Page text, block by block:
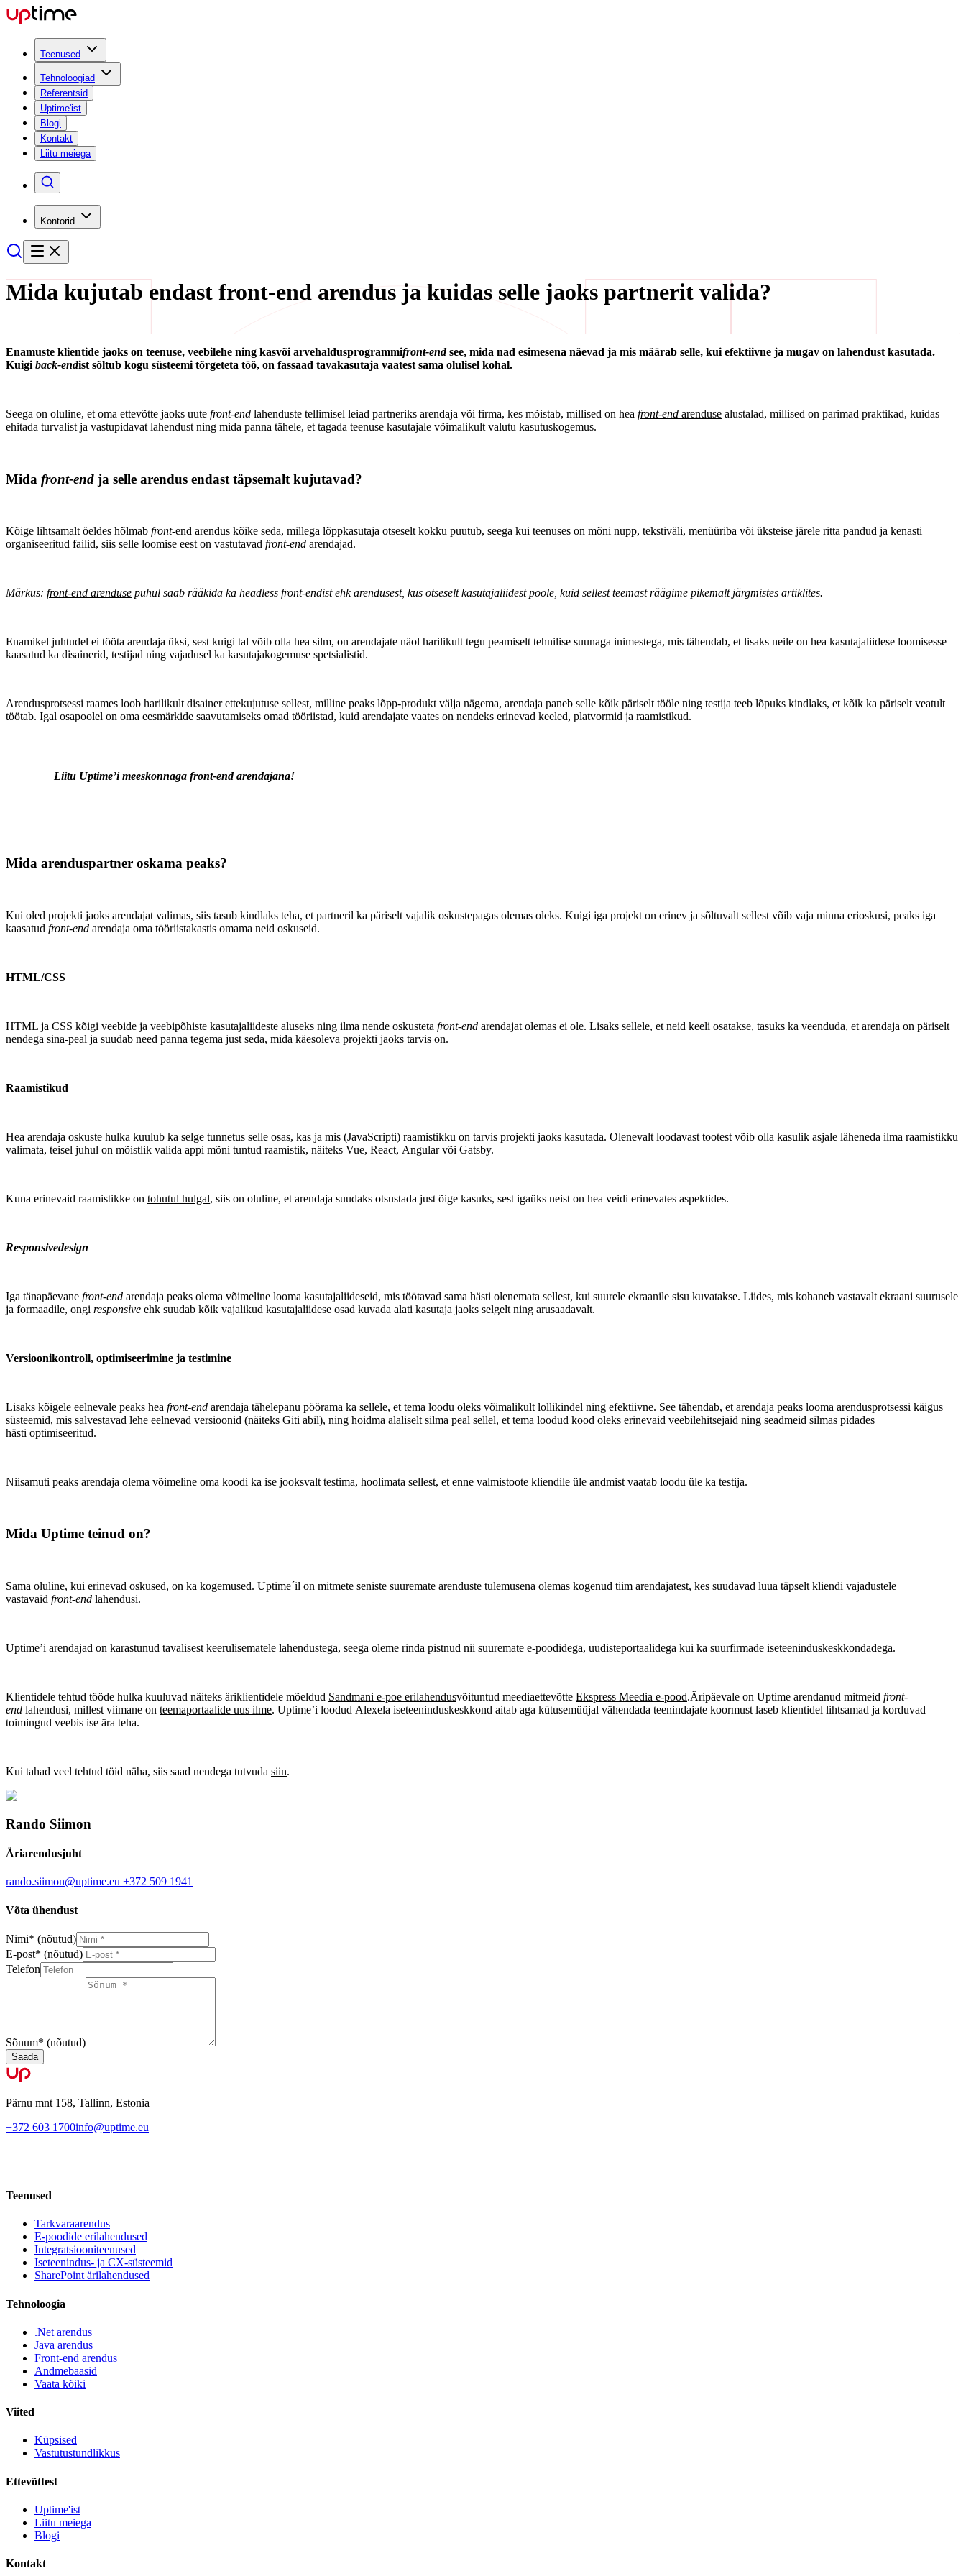
Teenused
Tehnoloogiad
Referentsid
Uptime'ist
Blogi
Kontakt
Liitu meiega
Kontorid
Mida kujutab endast front-end arendus ja kuidas selle jaoks partnerit valida?
Enamuste klientide jaoks on teenuse, veebilehe ning kasvõi arvehaldusprogrammifront-endsee, mida nad esimesena näevad ja mis määrab selle, kui efektiivne ja mugav on lahendust kasutada.
Kuigi back-endist sõltub kogu süsteemi tõrgeteta töö, on fassaad tavakasutaja vaatest sama olulisel kohal.
Seega on oluline, et oma ettevõtte jaoks uute front-end lahenduste tellimisel leiad partneriks arendaja või firma, kes mõistab, millised on hea front-end arenduse alustalad, millised on parimad praktikad, kuidas
ehitada turvalist ja vastupidavat lahendust ning mida panna tähele, et tagada teenuse kasutajale võimalikult valutu kasutuskogemus.
Mida front-end ja selle arendus endast täpsemalt kujutavad?
Kõige lihtsamalt öeldes hõlmab front-end arendus kõike seda, millega lõppkasutaja otseselt kokku puutub, seega kui teenuses on mõni nupp, tekstiväli, menüüriba või üksteise järele ritta pandud ja kenasti
organiseeritud failid, siis selle loomise eest on vastutavad front-end arendajad.
Märkus: front-end arenduse puhul saab rääkida ka headless front-endist ehk arendusest, kus otseselt kasutajaliidest poole, kuid sellest teemast räägime pikemalt järgmistes artiklites.
Enamikel juhtudel ei tööta arendaja üksi, sest kuigi tal võib olla hea silm, on arendajate näol harilikult tegu peamiselt tehnilise suunaga inimestega, mis tähendab, et lisaks neile on hea kasutajaliidese loomisesse
kaasatud ka disainerid, testijad ning vajadusel ka kasutajakogemuse spetsialistid.
Arendusprotsessi raames loob harilikult disainer ettekujutuse sellest, milline peaks lõpp-produkt välja nägema, arendaja paneb selle kõik päriselt tööle ning testija teeb lõpuks kindlaks, et kõik ka päriselt veatult
töötab. Igal osapoolel on oma eesmärkide saavutamiseks omad tööriistad, kuid arendajate vaates on nendeks erinevad keeled, platvormid ja raamistikud.
Liitu Uptime’i meeskonnaga front-end arendajana!
Mida arenduspartner oskama peaks?
Kui oled projekti jaoks arendajat valimas, siis tasub kindlaks teha, et partneril ka päriselt vajalik oskustepagas olemas oleks. Kuigi iga projekt on erinev ja sõltuvalt sellest võib vaja minna erioskusi, peaks iga
kaasatud front-end arendaja oma tööriistakastis omama neid oskuseid.
HTML/CSS
HTML ja CSS kõigi veebide ja veebipõhiste kasutajaliideste aluseks ning ilma nende oskusteta front-end arendajat olemas ei ole. Lisaks sellele, et neid keeli osatakse, tasuks ka veenduda, et arendaja on päriselt
nendega sina-peal ja suudab need panna tegema just seda, mida käesoleva projekti jaoks tarvis on.
Raamistikud
Hea arendaja oskuste hulka kuulub ka selge tunnetus selle osas, kas ja mis (JavaScripti) raamistikku on tarvis projekti jaoks kasutada. Olenevalt loodavast tootest võib olla kasulik asjale läheneda ilma raamistikku
valimata, teisel juhul on mõistlik valida appi mõni tuntud raamistik, näiteks Vue, React, Angular või Gatsby.
Kuna erinevaid raamistikke on tohutul hulgal, siis on oluline, et arendaja suudaks otsustada just õige kasuks, sest igaüks neist on hea veidi erinevates aspektides.
Responsivedesign
Iga tänapäevane front-end arendaja peaks olema võimeline looma kasutajaliideseid, mis töötavad sama hästi olenemata sellest, kui suurele ekraanile sisu kuvatakse. Liides, mis kohaneb vastavalt ekraani suurusele
ja formaadile, ongi responsive ehk suudab kõik vajalikud kasutajaliidese osad kuvada alati kasutaja jaoks selgelt ning arusaadavalt.
Versioonikontroll, optimiseerimine ja testimine
Lisaks kõigele eelnevale peaks hea front-end arendaja tähelepanu pöörama ka sellele, et tema loodu oleks võimalikult lollikindel ning efektiivne. See tähendab, et arendaja peaks looma arendusprotsessi käigus
süsteemid, mis salvestavad lehe eelnevad versioonid (näiteks Giti abil), ning hoidma alaliselt silma peal sellel, et tema loodud kood oleks erinevaid veebilehitsejaid ning seadmeid silmas pidades
hästi optimiseeritud.
Niisamuti peaks arendaja olema võimeline oma koodi ka ise jooksvalt testima, hoolimata sellest, et enne valmistoote kliendile üle andmist vaatab loodu üle ka testija.
Mida Uptime teinud on?
Sama oluline, kui erinevad oskused, on ka kogemused. Uptime´il on mitmete seniste suuremate arenduste tulemusena olemas kogenud tiim arendajatest, kes suudavad luua täpselt kliendi vajadustele
vastavaid front-end lahendusi.
Uptime’i arendajad on karastunud tavalisest keerulisematele lahendustega, seega oleme rinda pistnud nii suuremate e-poodidega, uudisteportaalidega kui ka suurfirmade iseteeninduskeskkondadega.
Klientidele tehtud tööde hulka kuuluvad näiteks äriklientidele mõeldud Sandmani e-poe erilahendusvõituntud meediaettevõtte Ekspress Meedia e-pood.Äripäevale on Uptime arendanud mitmeid front-
end lahendusi, millest viimane on teemaportaalide uus ilme. Uptime’i loodud Alexela iseteeninduskeskkond aitab aga kütusemüüjal vähendada teenindajate koormust laseb klientidel lihtsamad ja korduvad
toimingud veebis ise ära teha.
Kui tahad veel tehtud töid näha, siis saad nendega tutvuda siin.
Rando Siimon
Äriarendusjuht
rando.siimon@uptime.eu +372 509 1941
Võta ühendust
Nimi* (nõutud)
E-post* (nõutud)
Telefon
Sõnum* (nõutud)
Saada
Pärnu mnt 158, Tallinn, Estonia
+372 603 1700info@uptime.eu
Teenused
Tarkvaraarendus
E-poodide erilahendused
Integratsiooniteenused
Iseteenindus- ja CX-süsteemid
SharePoint ärilahendused
Tehnoloogia
.Net arendus
Java arendus
Front-end arendus
Andmebaasid
Vaata kõiki
Viited
Küpsised
Vastutustundlikkus
Ettevõttest
Uptime'ist
Liitu meiega
Blogi
Kontakt